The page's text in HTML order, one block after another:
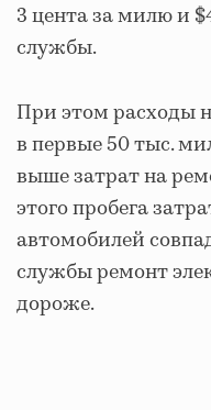
3 цента за милю и
службы.
При этом расходы
в первые 50 тыс.
выше затрат на
этого пробега
автомобилей
службы ремонт
дороже.